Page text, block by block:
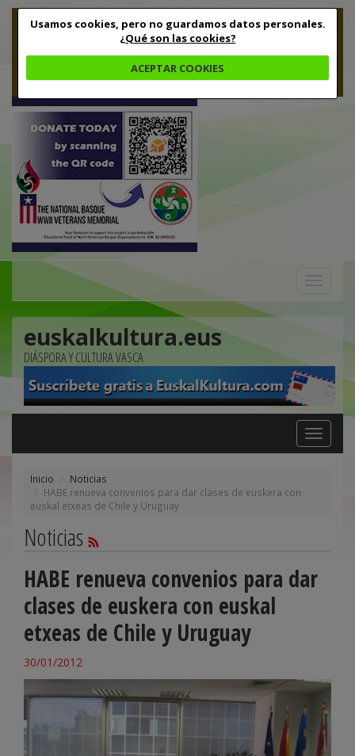
Usamos cookies, pero no guardamos datos personales.
¿Qué son las cookies?
ACEPTAR COOKIES
euskalkultura.eus
DIÁSPORA Y CULTURA VASCA
Toggle
navigation
Inicio
Noticias
HABE renueva convenios para dar clases de euskera con
euskal etxeas de Chile y Uruguay
Noticias
HABE renueva convenios para dar
clases de euskera con euskal
etxeas de Chile y Uruguay
30/01/2012